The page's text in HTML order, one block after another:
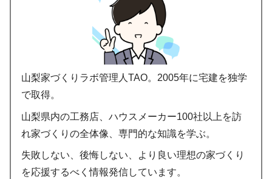
山梨家づくりラボ管理人TAO。2005年に宅建を独学
で取得。
山梨県内の工務店、ハウスメーカー100社以上を訪
れ家づくりの全体像、専門的な知識を学ぶ。
失敗しない、後悔しない、より良い理想の家づくり
を応援するべく情報発信しています。